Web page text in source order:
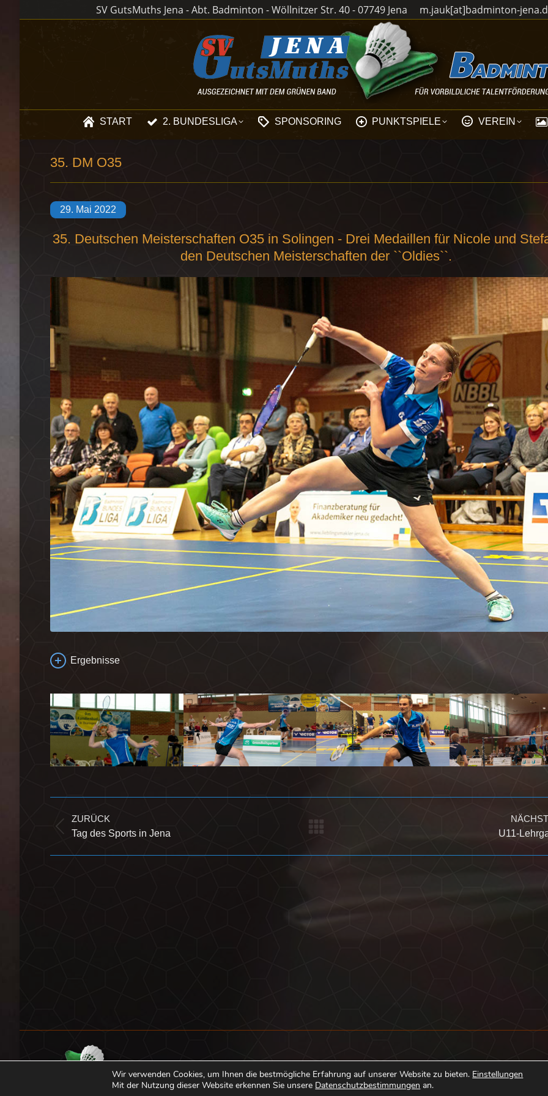
SV GutsMuths Jena - Abt. Badminton - Wöllnitzer Str. 40 - 07749 Jena m.jauk[at]badminton-
START 2. BUNDESLIGA SPONSORING PUNKTSPIELE VEREIN
35. DM O35
29. Mai 2022
35. Deutschen Meisterschaften O35 in Solingen - Drei Medaillen für Nicole und
den Deutschen Meisterschaften der ``Oldies``.
Ergebnisse
ZURÜCK
Vorheriger
Tag des Sports in Jena U11-
Wir verwenden Cookies, um Ihnen die bestmögliche Erfahrung auf unserer Website zu bieten. Einstellungen
Mit der Nutzung dieser Website erkennen Sie unsere Datenschutzbestimmungen an.